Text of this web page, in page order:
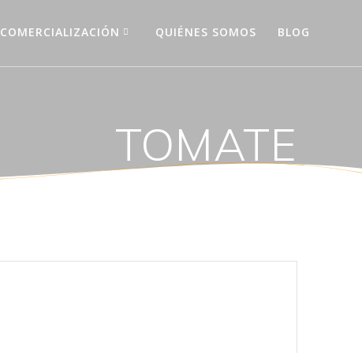
COMERCIALIZACIÓN QUIÉNES SOMOS BLOG
TOMATE